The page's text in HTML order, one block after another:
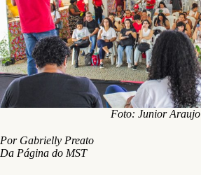
Foto: Junior Araujo
Por Gabrielly Preato
Da Página do MST